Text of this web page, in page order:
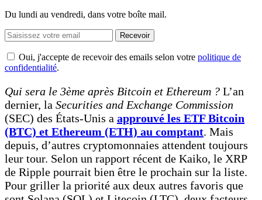
Du lundi au vendredi, dans votre boîte mail.
Recevoir
Oui, j'accepte de recevoir des emails selon votre politique de
confidentialité.
Qui sera le 3ème après Bitcoin et Ethereum ? L’an
dernier, la Securities and Exchange Commission
(SEC) des États-Unis a approuvé les ETF Bitcoin
(BTC) et Ethereum (ETH) au comptant. Mais
depuis, d’autres cryptomonnaies attendent toujours
leur tour. Selon un rapport récent de Kaiko, le XRP
de Ripple pourrait bien être le prochain sur la liste.
Pour griller la priorité aux deux autres favoris que